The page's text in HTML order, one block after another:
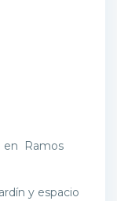
en
Ramos
y espacio